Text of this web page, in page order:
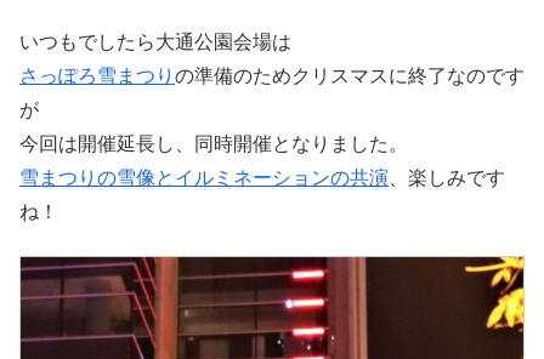
いつもでしたら大通公園会場は
さっぽろ雪まつり の準備のためクリスマスに終了なのです
が
今回は開催延長し、同時開催となりました。
雪まつりの雪像とイルミネーションの共演 、楽しみです
ね！